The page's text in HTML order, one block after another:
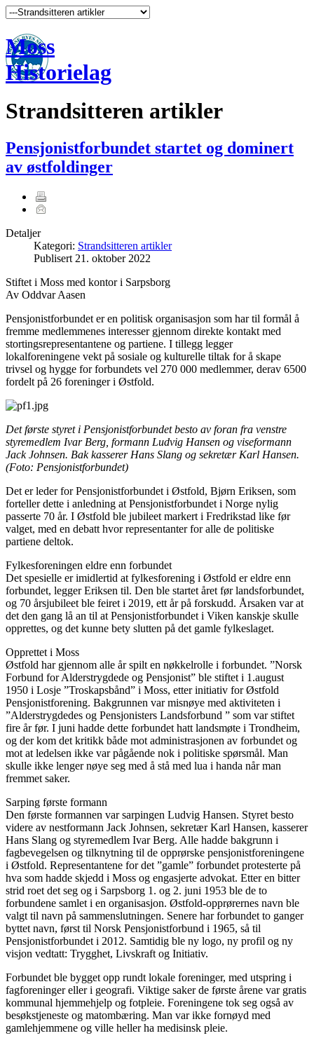
Moss
Historielag
Strandsitteren artikler
Pensjonistforbundet startet og dominert
av østfoldinger
Detaljer
Kategori: Strandsitteren artikler
Publisert 21. oktober 2022
Stiftet i Moss med kontor i Sarpsborg
Av Oddvar Aasen
Pensjonistforbundet er en politisk organisasjon som har til formål å
fremme medlemmenes interesser gjennom direkte kontakt med
stortingsrepresentantene og partiene. I tillegg legger
lokalforeningene vekt på sosiale og kulturelle tiltak for å skape
trivsel og hygge for forbundets vel 270 000 medlemmer, derav 6500
fordelt på 26 foreninger i Østfold.
Det første styret i Pensjonistforbundet besto av foran fra venstre
styremedlem Ivar Berg, formann Ludvig Hansen og viseformann
Jack Johnsen. Bak kasserer Hans Slang og sekretær Karl Hansen.
(Foto: Pensjonistforbundet)
Det er leder for Pensjonistforbundet i Østfold, Bjørn Eriksen, som
forteller dette i anledning at Pensjonistforbundet i Norge nylig
passerte 70 år. I Østfold ble jubileet markert i Fredrikstad like før
valget, med en debatt hvor representanter for alle de politiske
partiene deltok.
Fylkesforeningen eldre enn forbundet
Det spesielle er imidlertid at fylkesforening i Østfold er eldre enn
forbundet, legger Eriksen til. Den ble startet året før landsforbundet,
og 70 årsjubileet ble feiret i 2019, ett år på forskudd. Årsaken var at
det den gang lå an til at Pensjonistforbundet i Viken kanskje skulle
opprettes, og det kunne bety slutten på det gamle fylkeslaget.
Opprettet i Moss
Østfold har gjennom alle år spilt en nøkkelrolle i forbundet. ”Norsk
Forbund for Alderstrygdede og Pensjonist” ble stiftet i 1.august
1950 i Losje ”Troskapsbånd” i Moss, etter initiativ for Østfold
Pensjonistforening. Bakgrunnen var misnøye med aktiviteten i
”Alderstrygdedes og Pensjonisters Landsforbund ” som var stiftet
fire år før. I juni hadde dette forbundet hatt landsmøte i Trondheim,
og der kom det kritikk både mot administrasjonen av forbundet og
mot at ledelsen ikke var pågående nok i politiske spørsmål. Man
skulle ikke lenger nøye seg med å stå med lua i handa når man
fremmet saker.
Sarping første formann
Den første formannen var sarpingen Ludvig Hansen. Styret besto
videre av nestformann Jack Johnsen, sekretær Karl Hansen, kasserer
Hans Slang og styremedlem Ivar Berg. Alle hadde bakgrunn i
fagbevegelsen og tilknytning til de opprørske pensjonistforeningene
i Østfold. Representantene for det ”gamle” forbundet protesterte på
hva som hadde skjedd i Moss og engasjerte advokat. Etter en bitter
strid roet det seg og i Sarpsborg 1. og 2. juni 1953 ble de to
forbundene samlet i en organisasjon. Østfold-opprørernes navn ble
valgt til navn på sammenslutningen. Senere har forbundet to ganger
byttet navn, først til Norsk Pensjonistforbund i 1965, så til
Pensjonistforbundet i 2012. Samtidig ble ny logo, ny profil og ny
visjon vedtatt: Trygghet, Livskraft og Initiativ.
Forbundet ble bygget opp rundt lokale foreninger, med utspring i
fagforeninger eller i geografi. Viktige saker de første årene var gratis
kommunal hjemmehjelp og fotpleie. Foreningene tok seg også av
besøkstjeneste og matombæring. Man var ikke fornøyd med
gamlehjemmene og ville heller ha medisinsk pleie.